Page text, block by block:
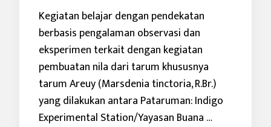
Kegiatan belajar dengan pendekatan
berbasis pengalaman observasi dan
eksperimen terkait dengan kegiatan
pembuatan nila dari tarum khususnya
tarum Areuy (Marsdenia tinctoria, R.Br.)
yang dilakukan antara Pataruman: Indigo
Experimental Station/Yayasan Buana …